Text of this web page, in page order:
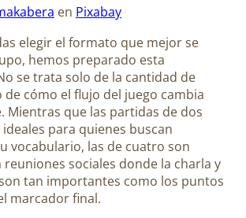
en Pixabay
elegir el formato que mejor se
hemos preparado esta
se trata solo de la cantidad de
de cómo el flujo del juego cambia
Mientras que las partidas de dos
para quienes buscan
vocabulario, las de cuatro son
sociales donde la charla y
tan importantes como los puntos
marcador final.